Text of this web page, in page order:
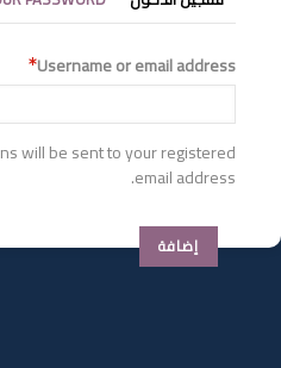
الأساسية
Username or email address
will be sent to your registered
email address.